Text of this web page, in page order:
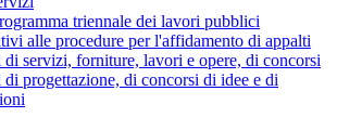
triennale dei lavori pubblici
alle procedure per l'affidamento di appalti
servizi, forniture, lavori e opere, di concorsi
progettazione, di concorsi di idee e di